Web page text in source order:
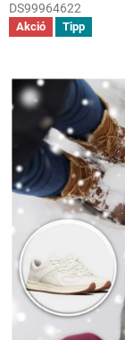
DS99964622
Akció Tipp